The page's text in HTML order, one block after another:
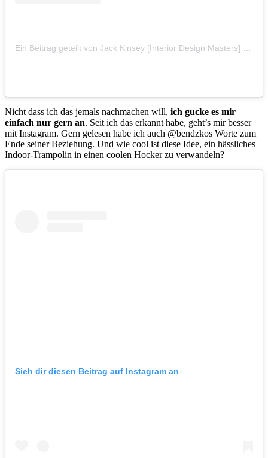
Nicht dass ich das jemals nachmachen will, ich gucke es mir
einfach nur gern an. Seit ich das erkannt habe, geht’s mir besser
mit Instagram. Gern gelesen habe ich auch @bendzkos Worte zum
Ende seiner Beziehung. Und wie cool ist diese Idee, ein hässliches
Indoor-Trampolin in einen coolen Hocker zu verwandeln?
Sieh dir diesen Beitrag auf Instagram an